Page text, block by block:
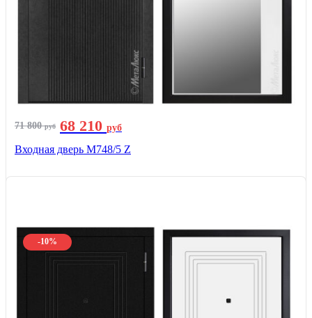
71 800руб 68 210 руб
Входная дверь М748/5 Z
-10%